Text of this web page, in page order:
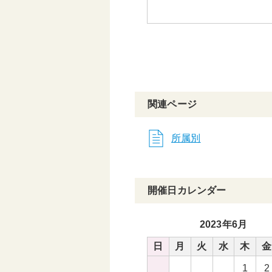
関連ページ
所属別
開催日カレンダー
2023年6月
日 月 火 水 木 金
1 2